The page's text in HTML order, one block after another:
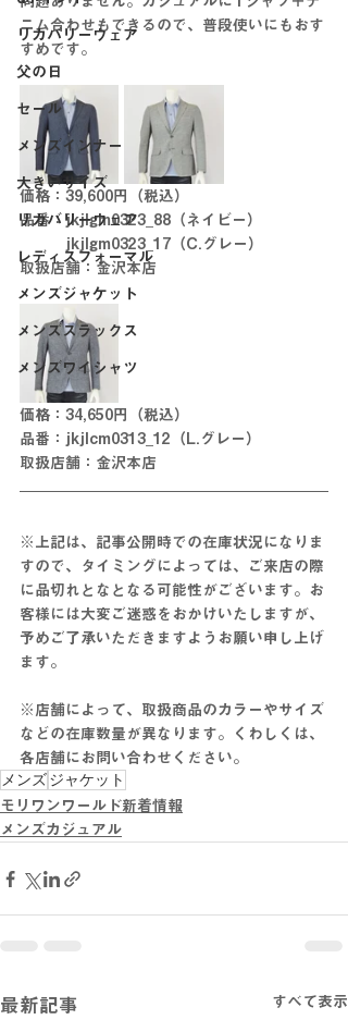
リカバリーウェア
父の日
セール
メンズインナー
大きいサイズ
リカバリーウェア
レディスフォーマル
メンズジャケット
メンズスラックス
メンズワイシャツ
ニム合わせもできるので、普段使いにもおす
すめです。
価格：39,600円（税込）
品番：jkjlgm0323_88（ネイビー）
jkjlgm0323_17（C.グレー）
取扱店舗：金沢本店
価格：34,650円（税込）
品番：jkjlcm0313_12（L.グレー）
取扱店舗：金沢本店
※上記は、記事公開時での在庫状況になりま
すので、タイミングによっては、ご来店の際
に品切れとなとなる可能性がございます。お
客様には大変ご迷惑をおかけいたしますが、
予めご了承いただきますようお願い申し上げ
ます。
※店舗によって、取扱商品のカラーやサイズ
などの在庫数量が異なります。くわしくは、
各店舗にお問い合わせください。
メンズジャケット
モリワンワールド新着情報
メンズカジュアル
最新記事 すべて表示